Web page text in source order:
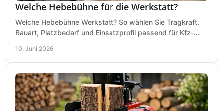
Welche Hebebühne für die Werkstatt?
Welche Hebebühne Werkstatt? So wählen Sie Tragkraft,
Bauart, Platzbedarf und Einsatzprofil passend für Kfz-
10. Juni 2026